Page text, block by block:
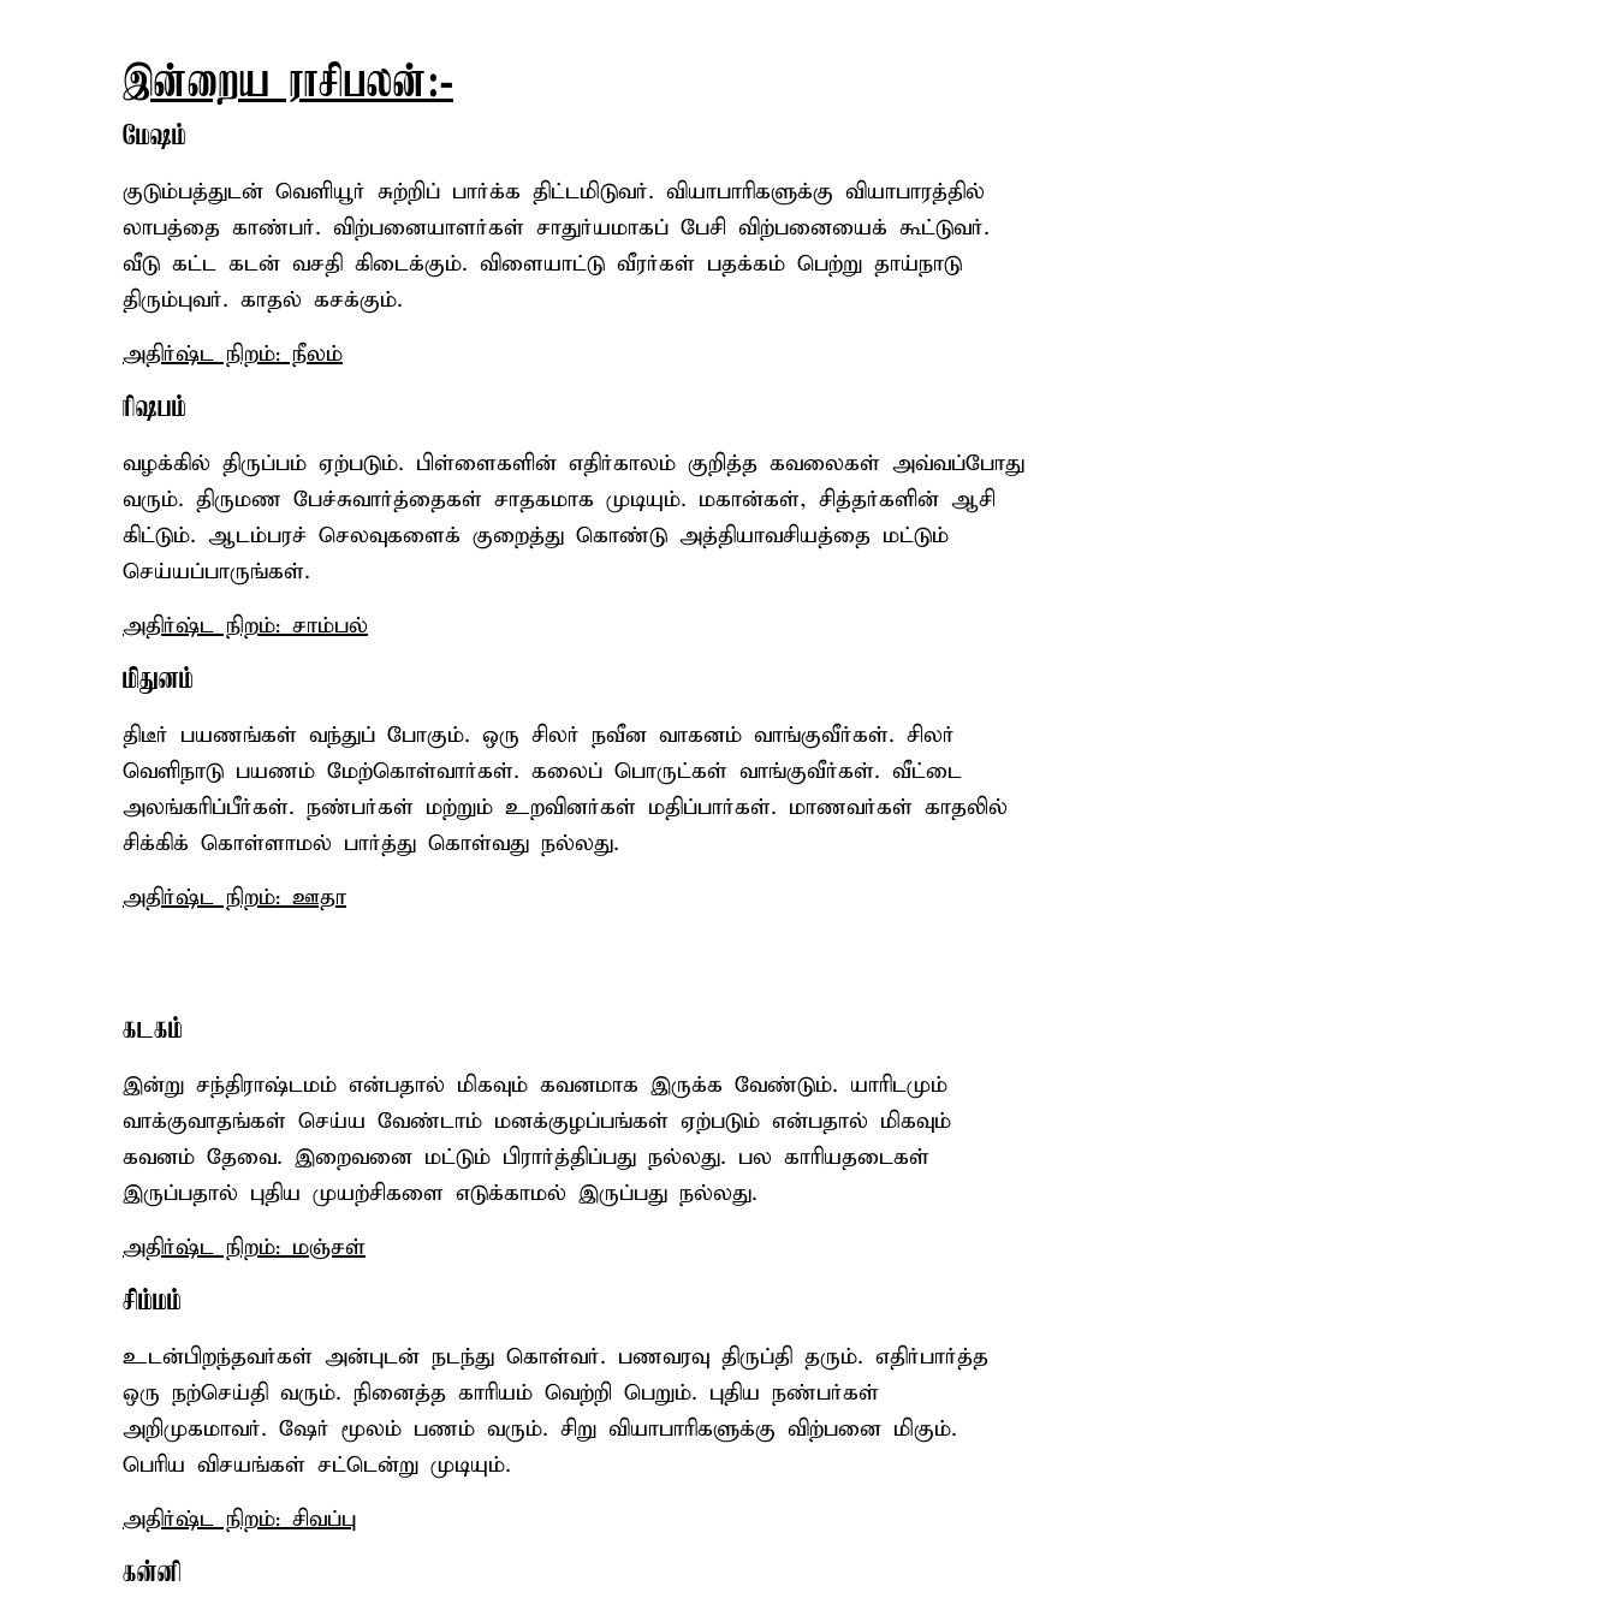
இன்றைய ராசிபலன்:-
மேஷம்
குடும்பத்துடன் வெளியூர் சுற்றிப் பார்க்க திட்டமிடுவர். வியாபாரிகளுக்கு வியாபாரத்தில்
லாபத்தை காண்பர். விற்பனையாளர்கள் சாதுர்யமாகப் பேசி விற்பனையைக் கூட்டுவர்.
வீடு கட்ட கடன் வசதி கிடைக்கும். விளையாட்டு வீரர்கள் பதக்கம் பெற்று தாய்நாடு
திரும்புவர். காதல் கசக்கும்.
அதிர்ஷ்ட நிறம்: நீலம்
ரிஷபம்
வழக்கில் திருப்பம் ஏற்படும். பிள்ளைகளின் எதிர்காலம் குறித்த கவலைகள் அவ்வப்போது
வரும். திருமண பேச்சுவார்த்தைகள் சாதகமாக முடியும். மகான்கள், சித்தர்களின் ஆசி
கிட்டும். ஆடம்பரச் செலவுகளைக் குறைத்து கொண்டு அத்தியாவசியத்தை மட்டும்
செய்யப்பாருங்கள்.
அதிர்ஷ்ட நிறம்: சாம்பல்
மிதுனம்
திடீர் பயணங்கள் வந்துப் போகும். ஒரு சிலர் நவீன வாகனம் வாங்குவீர்கள். சிலர்
வெளிநாடு பயணம் மேற்கொள்வார்கள். கலைப் பொருட்கள் வாங்குவீர்கள். வீட்டை
அலங்கரிப்பீர்கள். நண்பர்கள் மற்றும் உறவினர்கள் மதிப்பார்கள். மாணவர்கள் காதலில்
சிக்கிக் கொள்ளாமல் பார்த்து கொள்வது நல்லது.
அதிர்ஷ்ட நிறம்: ஊதா
கடகம்
இன்று சந்திராஷ்டமம் என்பதால் மிகவும் கவனமாக இருக்க வேண்டும். யாரிடமும்
வாக்குவாதங்கள் செய்ய வேண்டாம் மனக்குழப்பங்கள் ஏற்படும் என்பதால் மிகவும்
கவனம் தேவை. இறைவனை மட்டும் பிரார்த்திப்பது நல்லது. பல காரியதடைகள்
இருப்பதால் புதிய முயற்சிகளை எடுக்காமல் இருப்பது நல்லது.
அதிர்ஷ்ட நிறம்: மஞ்சள்
சிம்மம்
உடன்பிறந்தவர்கள் அன்புடன் நடந்து கொள்வர். பணவரவு திருப்தி தரும். எதிர்பார்த்த
ஒரு நற்செய்தி வரும். நினைத்த காரியம் வெற்றி பெறும். புதிய நண்பர்கள்
அறிமுகமாவர். ஷேர் மூலம் பணம் வரும். சிறு வியாபாரிகளுக்கு விற்பனை மிகும்.
பெரிய விசயங்கள் சட்டென்று முடியும்.
அதிர்ஷ்ட நிறம்: சிவப்பு
கன்னி